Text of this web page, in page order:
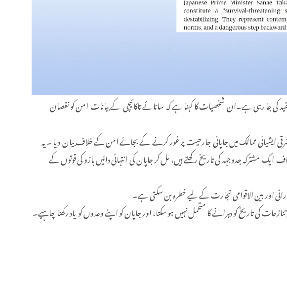
کی جا رہی ہے۔ان شخصیات کا کہنا ہے کہ سانائے تاکائیچی کے بیانات امن کو نقصان
ایشیائی ممالک میں جاپانی جارحیت پر غور کرنے کے بجائے امن کے خلاف بیان دیا ۔ یہ
جدوجہد کی تاریخ رکھتے ہیں، مل کر جاپان کی انتہائی دائیں بازو کی قوتوں کے
رانی اور بین الاقوامی تجارت کے لیے خطرہ بن سکتی ہے۔
کی تاریخ کو دہرانے کا متحمل نہیں ہو سکتا، اور جاپان کو اپنے وعدوں کو یاد رکھنا چاہیے۔